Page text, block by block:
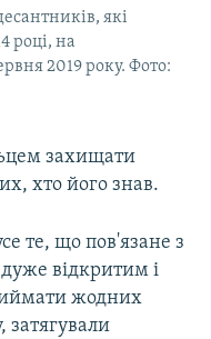
які
році, на
2019 року. Фото:
захищати
хто його знав.
те, що пов'язане з
відкритим і
жодних
затягували